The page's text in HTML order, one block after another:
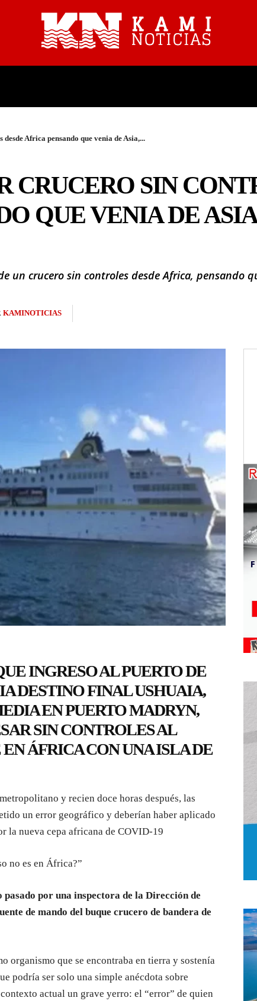
Africa pensando que venia de Asia,...
CRUCERO SIN
QUE VENIA DE
un crucero sin controles desde Africa, pensando
KAMINOTICIAS
INGRESO AL PUERTO DE
DESTINO FINAL USHUAIA,
EN PUERTO MADRYN,
SIN CONTROLES AL
ÁFRICA CON UNA ISLA DE
y recien doce horas después, las
un error geográfico y deberían haber aplicado
la nueva cepa africana de COVID-19
no es en África?”
por una inspectora de la Dirección de
de mando del buque crucero de bandera de
organismo que se encontraba en tierra y sostenía
podría ser solo una simple anécdota sobre
actual un grave yerro: el “error” de quien